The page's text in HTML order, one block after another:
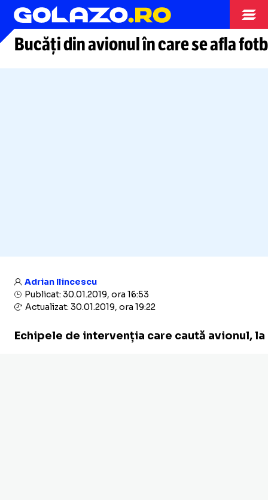
Arhiva fotbal
Bucăți din avionul în care se afla
Adrian Ilincescu
Publicat: 30.01.2019, ora 16:53
Actualizat: 30.01.2019, ora 19:22
Echipele de intervenția care caută avionul,